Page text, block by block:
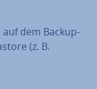
dem Backup-
(z. B.